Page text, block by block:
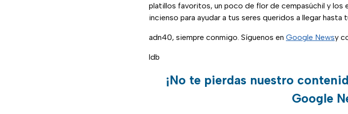
platillos favoritos, un poco de flor de cempasúchil y los
incienso para ayudar a tus seres queridos a llegar hasta
adn40, siempre conmigo. Síguenos en Google Newsy
ldb
¡No te pierdas nuestro
Google